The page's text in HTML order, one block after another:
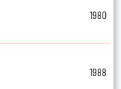
1980
1988